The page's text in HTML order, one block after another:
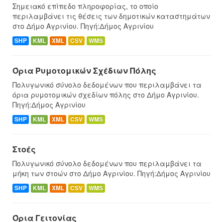
Σημειακό επίπεδο πληροφορίας, το οποίο
περιλαμβάνει τις θέσεις των δημοτικών καταστημάτων
στο Δήμο Αγρινίου. Πηγή:Δήμος Αγρινίου
SHP KML XML CSV WMS
Όρια Ρυμοτομικών Σχέδιων Πόλης
Πολυγωνικό σύνολο δεδομένων που περιλαμβάνει τα
όρια ρυμοτομικών σχεδίων πόλης στο Δήμο Αγρινίου.
Πηγή:Δήμος Αγρινίου
SHP KML XML CSV WMS
Στοές
Πολυγωνικό σύνολο δεδομένων που περιλαμβάνει τα
μήκη των στοών στο Δήμο Αγρινίου. Πηγή:Δήμος Αγρινίου
SHP KML XML CSV WMS
Όρια Γειτονίας